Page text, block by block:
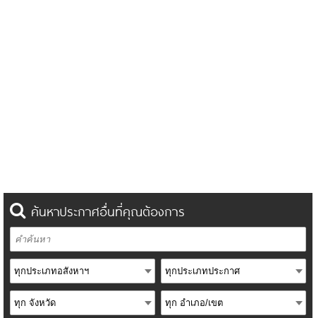
ค้นหาประกาศอื่นที่คุณต้องการ